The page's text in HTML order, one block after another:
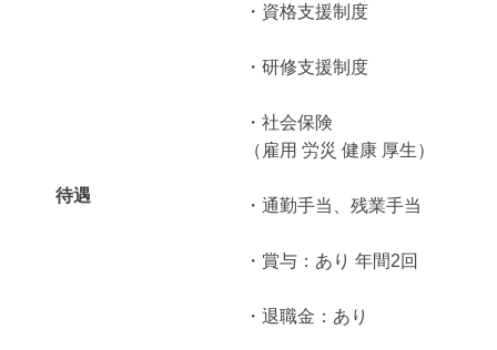
待遇
・資格支援制度
・研修支援制度
・社会保険
（雇用 労災 健康 厚生）
・通勤手当、残業手当
・賞与：あり 年間2回
・退職金：あり